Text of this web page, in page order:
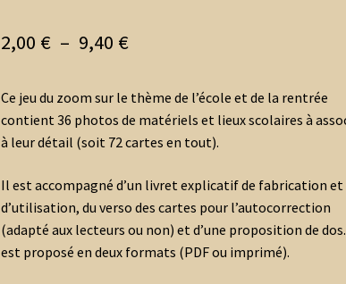
2,00 € – 9,40 €Plage
prix :
2,00 €
9,40 €
Ce jeu du zoom sur le thème de l’école et de la rentrée
contient 36 photos de matériels et lieux scolaires à
à leur détail (soit 72 cartes en tout).
Il est accompagné d’un livret explicatif de fabrication et
d’utilisation, du verso des cartes pour l’autocorrection
(adapté aux lecteurs ou non) et d’une proposition de
est proposé en deux formats (PDF ou imprimé).